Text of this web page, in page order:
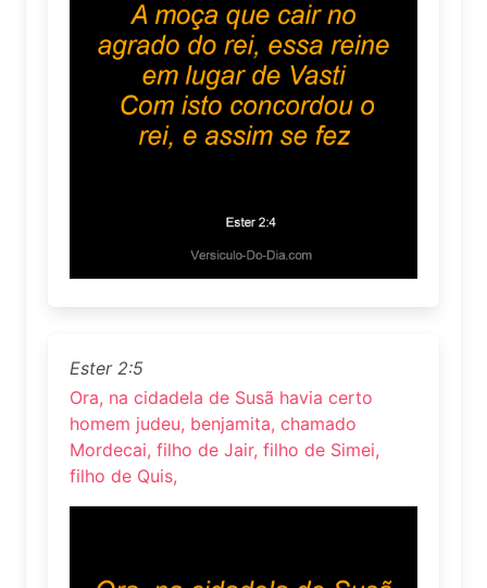
Ester 2:5
Ora, na cidadela de Susã havia certo
homem judeu, benjamita, chamado
Mordecai, filho de Jair, filho de Simei,
filho de Quis,